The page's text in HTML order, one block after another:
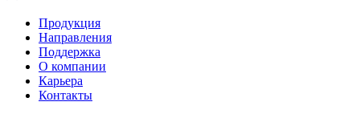
Продукция
Направления
Поддержка
О компании
Карьера
Контакты